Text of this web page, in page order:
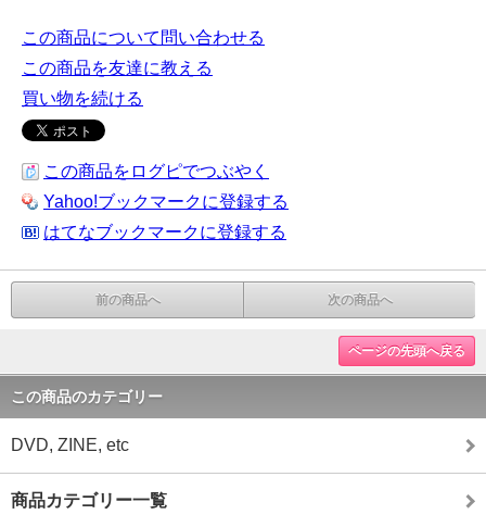
この商品について問い合わせる
この商品を友達に教える
買い物を続ける
この商品をログピでつぶやく
Yahoo!ブックマークに登録する
はてなブックマークに登録する
前の商品へ 次の商品へ
ページの先頭へ戻る
この商品のカテゴリー
DVD, ZINE, etc
商品カテゴリー一覧